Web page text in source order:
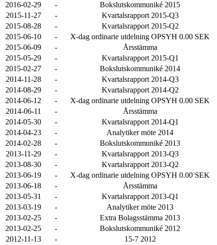
2016-02-29 -
Bokslutskommuniké 2015
2015-11-27
-
Kvartalsrapport 2015-Q3
2015-08-28
-
Kvartalsrapport 2015-Q2
2015-06-10
-
X-dag ordinarie utdelning OPSYH 0.00 SEK
2015-06-09
-
Årsstämma
2015-05-29
-
Kvartalsrapport 2015-Q1
2015-02-27
-
Bokslutskommuniké 2014
2014-11-28
-
Kvartalsrapport 2014-Q3
2014-08-29
-
Kvartalsrapport 2014-Q2
2014-06-12
-
X-dag ordinarie utdelning OPSYH 0.00 SEK
2014-06-11
-
Årsstämma
2014-05-30
-
Kvartalsrapport 2014-Q1
2014-04-23
-
Analytiker möte 2014
2014-02-28
-
Bokslutskommuniké 2013
2013-11-29
-
Kvartalsrapport 2013-Q3
2013-08-30
-
Kvartalsrapport 2013-Q2
2013-06-19
-
X-dag ordinarie utdelning OPSYH 0.00 SEK
2013-06-18
-
Årsstämma
2013-05-31
-
Kvartalsrapport 2013-Q1
2013-03-19
-
Analytiker möte 2013
2013-02-25
-
Extra Bolagsstämma 2013
2013-02-25
-
Bokslutskommuniké 2012
2012-11-13
-
15-7 2012